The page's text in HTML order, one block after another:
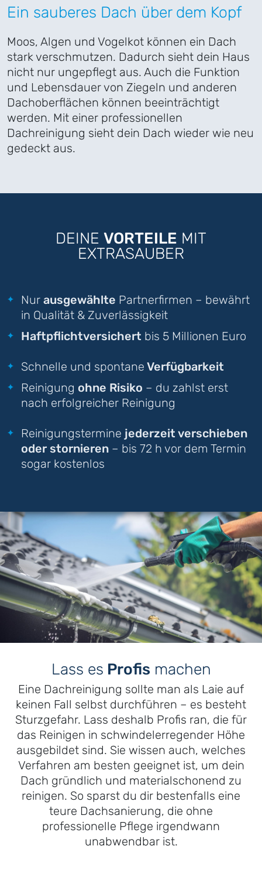
Ein sauberes Dach über dem Kopf
Moos, Algen und Vogelkot können ein Dach
stark verschmutzen. Dadurch sieht dein Haus
nicht nur ungepflegt aus. Auch die Funktion
und Lebensdauer von Ziegeln und anderen
Dachoberflächen können beeinträchtigt
werden. Mit einer professionellen
Dachreinigung sieht dein Dach wieder wie neu
gedeckt aus.
DEINE VORTEILE MIT
EXTRASAUBER
Nur ausgewählte Partnerfirmen – bewährt
in Qualität & Zuverlässigkeit
Haftpflichtversichert bis 5 Millionen Euro
Schnelle und spontane Verfügbarkeit
Reinigung ohne Risiko – du zahlst erst
nach erfolgreicher Reinigung
Reinigungstermine jederzeit verschieben
oder stornieren – bis 72 h vor dem Termin
sogar kostenlos
Lass es Profis machen
Eine Dachreinigung sollte man als Laie auf
keinen Fall selbst durchführen – es besteht
Sturzgefahr. Lass deshalb Profis ran, die für
das Reinigen in schwindelerregender Höhe
ausgebildet sind. Sie wissen auch, welches
Verfahren am besten geeignet ist, um dein
Dach gründlich und materialschonend zu
reinigen. So sparst du dir bestenfalls eine
teure Dachsanierung, die ohne
professionelle Pflege irgendwann
unabwendbar ist.